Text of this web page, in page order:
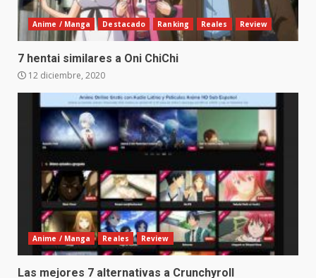
Anime / Manga Destacado Ranking Reales Review
7 hentai similares a Oni ChiChi
12 diciembre, 2020
Anime / Manga Reales Review
Las mejores 7 alternativas a Crunchyroll